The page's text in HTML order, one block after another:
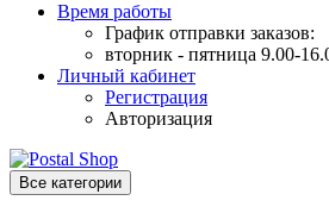
Время работы
График отправки заказов:
вторник - пятница 9.00-
Личный кабинет
Регистрация
Авторизация
Все категории